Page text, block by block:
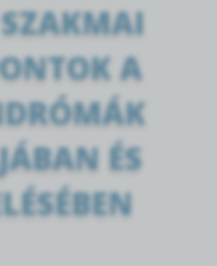
A
ÉS